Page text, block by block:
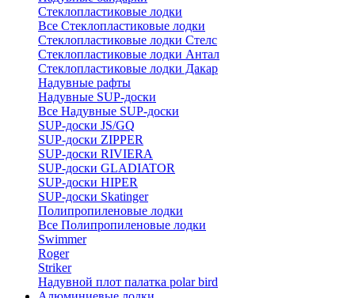
Стеклопластиковые лодки
Все Стеклопластиковые лодки
Стеклопластиковые лодки Стелс
Стеклопластиковые лодки Антал
Стеклопластиковые лодки Дакар
Надувные рафты
Надувные SUP-доски
Все Надувные SUP-доски
SUP-доски JS/GQ
SUP-доски ZIPPER
SUP-доски RIVIERA
SUP-доски GLADIATOR
SUP-доски HIPER
SUP-доски Skatinger
Полипропиленовые лодки
Все Полипропиленовые лодки
Swimmer
Roger
Striker
Надувной плот палатка polar bird